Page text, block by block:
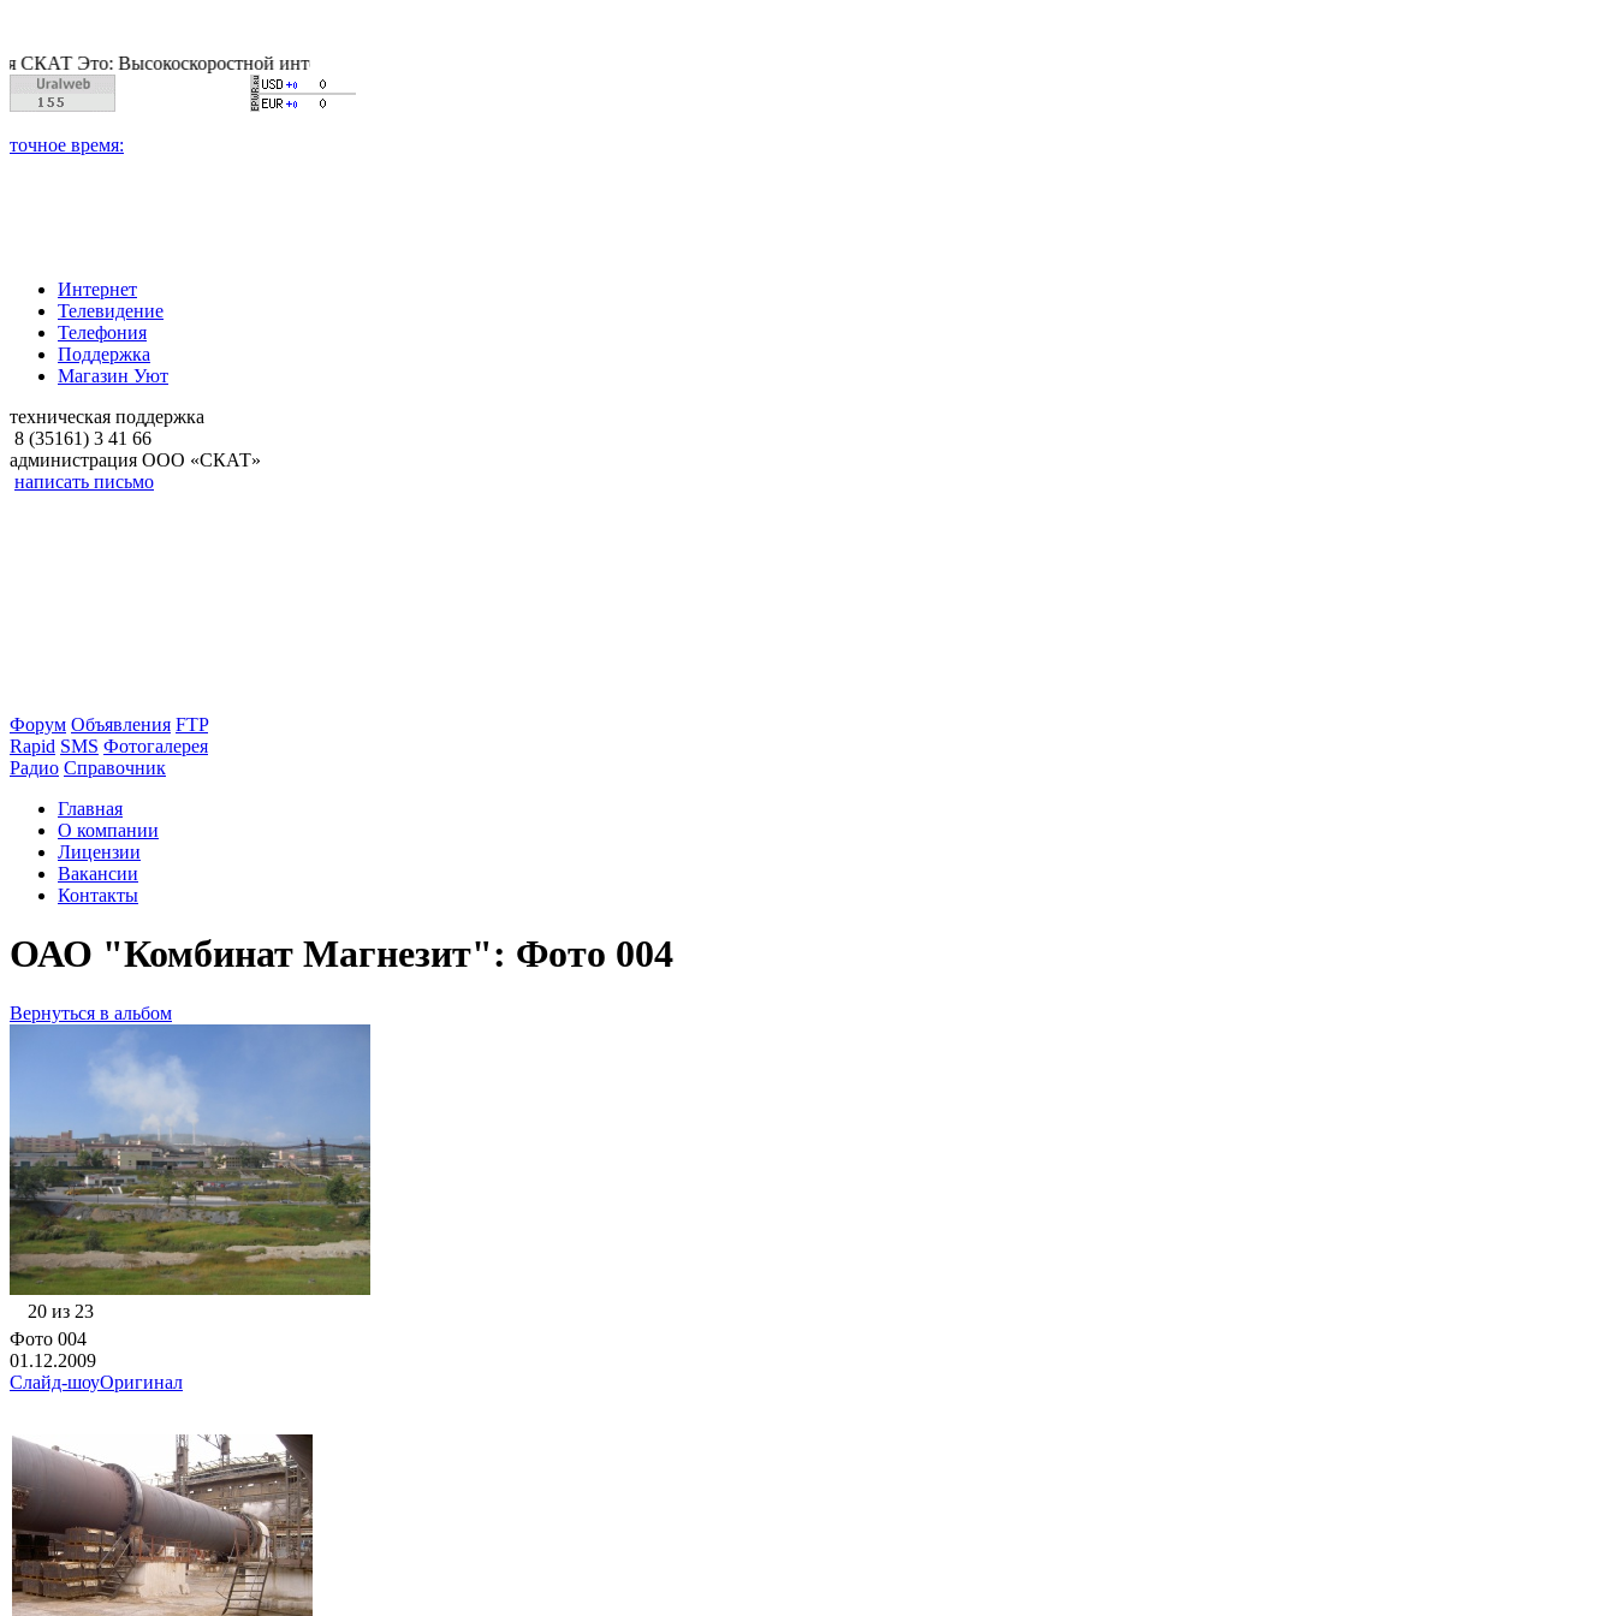
Высокоскоростной интернет, качественное цифровое и кабельное телевиденье, надежное и быстрое продвижение вашей рекламы!
Интернет
Телевидение
Телефония
Поддержка
Магазин Уют
техническая поддержка
8 (35161) 3 41 66
администрация ООО «СКАТ»
написать письмо
Форум Объявления FTP
Rapid SMS Фотогалерея
Радио Справочник
Главная
О компании
Лицензии
Вакансии
Контакты
ОАО "Комбинат Магнезит": Фото 004
Вернуться в альбом
20 из 23
Фото 004
01.12.2009
Слайд-шоуОригинал